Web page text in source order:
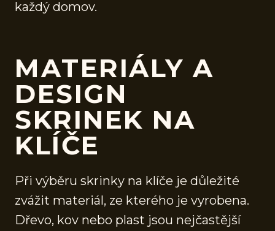
každý domov.
MATERIÁLY A
DESIGN
SKRINEK NA
KLÍČE
Při výběru skrinky na klíče je důležité
zvážit materiál, ze kterého je vyrobena.
Dřevo, kov nebo plast jsou nejčastější